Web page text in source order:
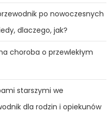
po nowoczesnych
dlaczego, jak?
choroba o przewlekłym
starszymi we
dla rodzin i opiekunów